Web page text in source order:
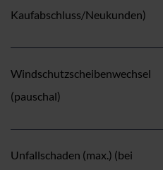
Kaufabschluss/Neukunden)
Windschutzscheibenwechsel
(pauschal)
Unfallschaden (max.) (bei